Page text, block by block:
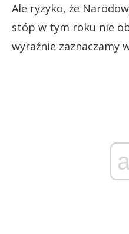
Ale ryzyko, że
stóp w tym roku nie
wyraźnie zaznaczamy